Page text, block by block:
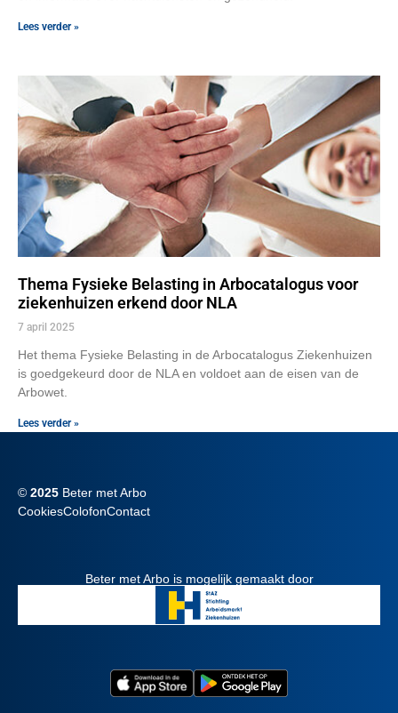
Lees verder »
Thema Fysieke Belasting in Arbocatalogus voor
ziekenhuizen erkend door NLA
7 april 2025
Het thema Fysieke Belasting in de Arbocatalogus Ziekenhuizen
is goedgekeurd door de NLA en voldoet aan de eisen van de
Arbowet.
Lees verder »
© 2025 Beter met Arbo
CookiesColofonContact
Beter met Arbo is mogelijk gemaakt door